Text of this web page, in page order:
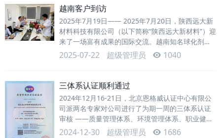
越南客户到访
2025年7月19日—— 2025年7月20日，陕西远大新
材料科技有限公司（以下简称“陕西远大新材料”）迎
来了一场富有成果的国际交流。越南知名球化剂生
产厂家的技术负责人、核心销···
2025-07-22 超级管理员 1040
三体系认证顺利通过
2024年12月16-21日，北京恩格威认证中心有限公
司派两名专家对公司进行了为期一周的三体系认证
审核 ——质量管理体系、环境管理体系、职业健康
安全管理体系，公司各界积极配···
2024-12-30 超级管理员 1686